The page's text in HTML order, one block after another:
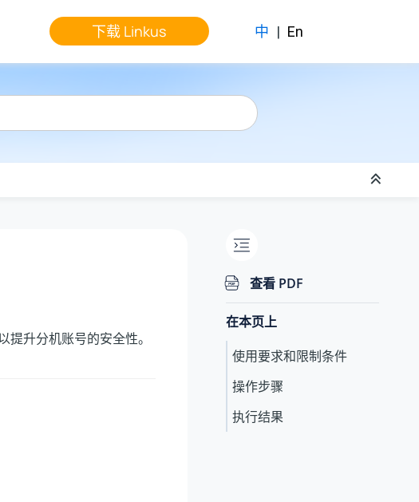
下载 Linkus 中 | En
升分机账号的安全性。
查看 PDF
在本页上
使用要求和限制条件
操作步骤
执行结果